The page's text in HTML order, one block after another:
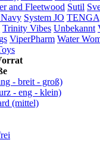
and Fleetwood Sutil
System JO TENGA
Trinity Vibes Unbekannt
ViperPharm Water
- breit - groß)
- eng - klein)
(mittel)